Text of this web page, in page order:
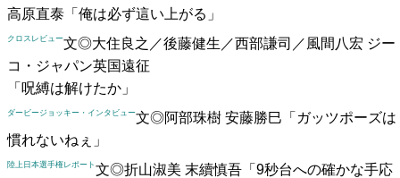
高原直泰 「俺は必ず這い上がる」
クロスレビュー文◎大住良之／後藤健生／西部謙司／風間八宏 ジー
コ・ジャパン英国遠征
「呪縛は解けたか」
ダービージョッキー・インタビュー文◎阿部珠樹 安藤勝巳 「ガッツポーズは
慣れないねぇ」
陸上日本選手権レポート 文◎折山淑美 末續慎吾 「9秒台への確かな手応